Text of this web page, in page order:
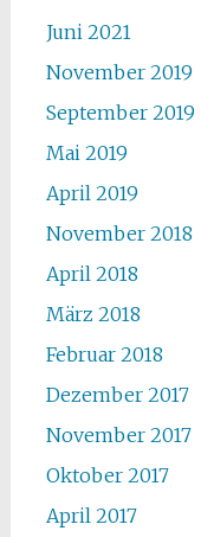
Juni 2021
November 2019
September 2019
Mai 2019
April 2019
November 2018
April 2018
März 2018
Februar 2018
Dezember 2017
November 2017
Oktober 2017
April 2017